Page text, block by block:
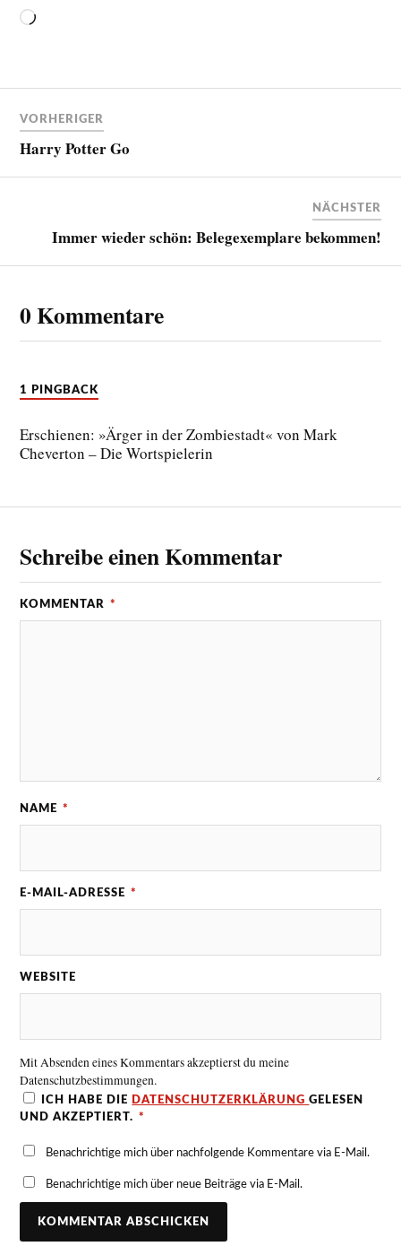
VORHERIGER
Harry Potter Go
NÄCHSTER
Immer wieder schön: Belegexemplare bekommen!
0 Kommentare
1 PINGBACK
Erschienen: »Ärger in der Zombiestadt« von Mark
Cheverton – Die Wortspielerin
Schreibe einen Kommentar
KOMMENTAR *
NAME *
E-MAIL-ADRESSE *
WEBSITE
Mit Absenden eines Kommentars akzeptierst du meine
Datenschutzbestimmungen.
ICH HABE DIE DATENSCHUTZERKLÄRUNGGELESEN
UND AKZEPTIERT. *
Benachrichtige mich über nachfolgende Kommentare via E-Mail.
Benachrichtige mich über neue Beiträge via E-Mail.